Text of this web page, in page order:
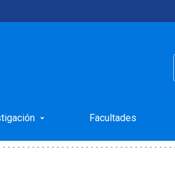
arrow_drop_down Facultades
Gandhi